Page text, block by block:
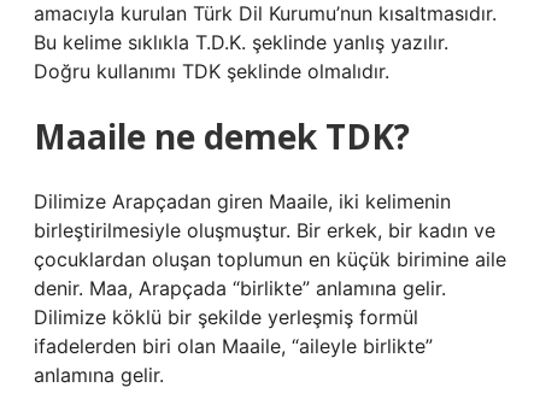
amacıyla kurulan Türk Dil Kurumu’nun kısaltmasıdır.
Bu kelime sıklıkla T.D.K. şeklinde yanlış yazılır.
Doğru kullanımı TDK şeklinde olmalıdır.
Maaile ne demek TDK?
Dilimize Arapçadan giren Maaile, iki kelimenin
birleştirilmesiyle oluşmuştur. Bir erkek, bir kadın ve
çocuklardan oluşan toplumun en küçük birimine aile
denir. Maa, Arapçada “birlikte” anlamına gelir.
Dilimize köklü bir şekilde yerleşmiş formül
ifadelerden biri olan Maaile, “aileyle birlikte”
anlamına gelir.